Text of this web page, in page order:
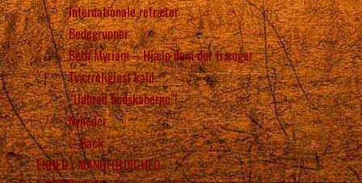
Internationale retræter
Bedegrupper
Beth Myriam – Hjælp dem der trænger
Tværreligiøst kald
“Udbred budskaberne”!
Nyheder
Back
ENHED i MANGFOLDIGHED